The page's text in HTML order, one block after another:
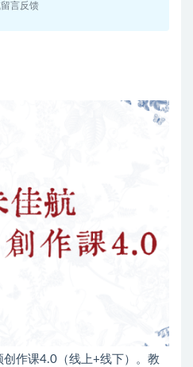
言反馈
作课4.0（线上+线下）。教